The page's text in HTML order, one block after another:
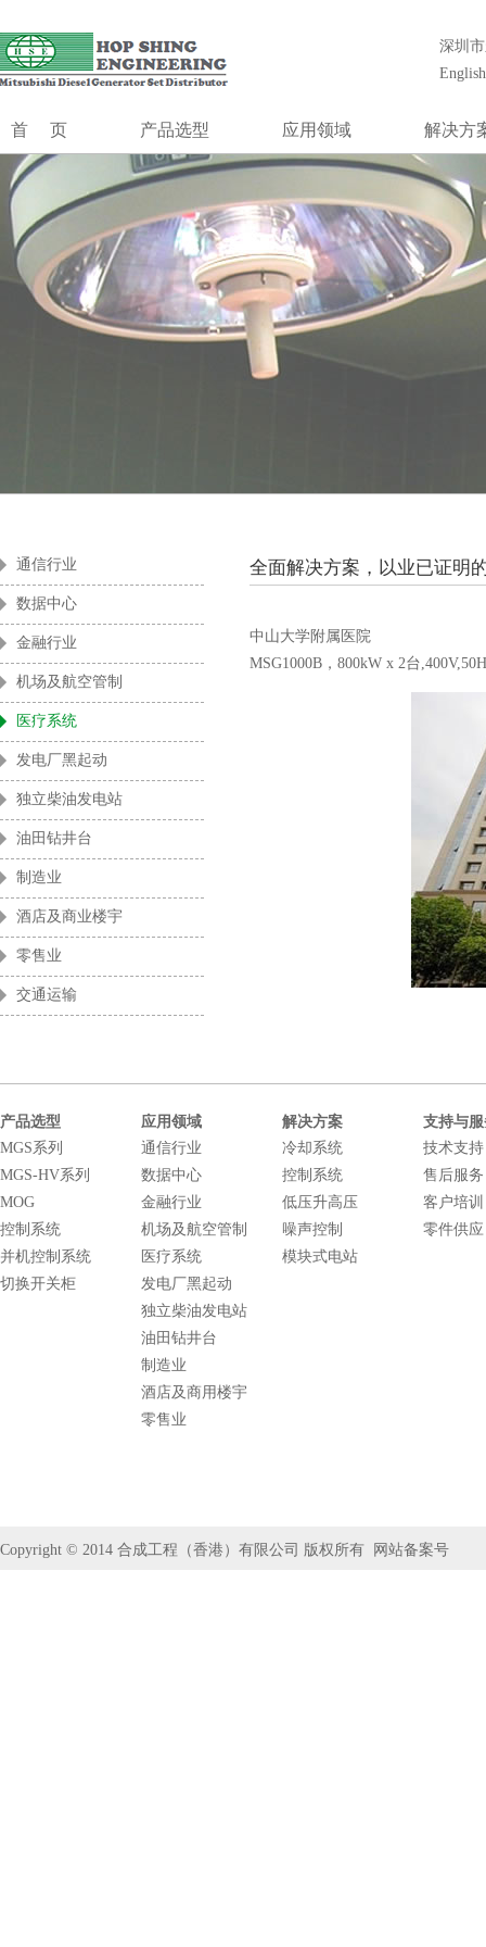
统工程设计、安装、调试、维护和大修等一站式解决方案。
合成工程
MGS系列
MGS-HV系列
MOG
控制系统
并机控制
切换开关
深圳
English
首页 产品选型 应用领域 解决方
MGS系列
MGS-HV系列
MOG
控制系统
并机控制系统
数据中心
金融行业
机场及航空管制
医疗系统
发电厂黑起动
独立柴油发电站
冷却系
控制系
低压升
噪声控
通信行业
数据中心
金融行业
机场及航空管制
医疗系统
发电厂黑起动
独立柴油发电站
油田钻井台
制造业
酒店及商业楼宇
零售业
交通运输
全面解决方案，以业已证明
中山大学附属医院
MSG1000B，800kW x 2台
产品选型 应用领域 解决方案
支持与
MGS系列
MGS-HV系列
MOG
控制系统
并机控制系统
切换开关柜
通信行业
数据中心
金融行业
机场及航空管制
医疗系统
发电厂黑起动
独立柴油发电站
油田钻井台
制造业
酒店及商用楼宇
零售业
冷却系统
控制系统
低压升高压
噪声控制
模块式电站
技术支持
售后服务
客户培训
零件供应
Copyright © 2014 合成工程（香港）有限公司 版权所有 网站备案号